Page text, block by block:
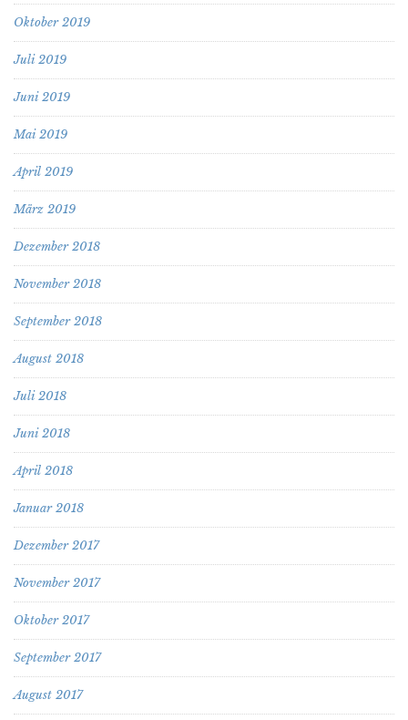
Oktober 2019
Juli 2019
Juni 2019
Mai 2019
April 2019
März 2019
Dezember 2018
November 2018
September 2018
August 2018
Juli 2018
Juni 2018
April 2018
Januar 2018
Dezember 2017
November 2017
Oktober 2017
September 2017
August 2017